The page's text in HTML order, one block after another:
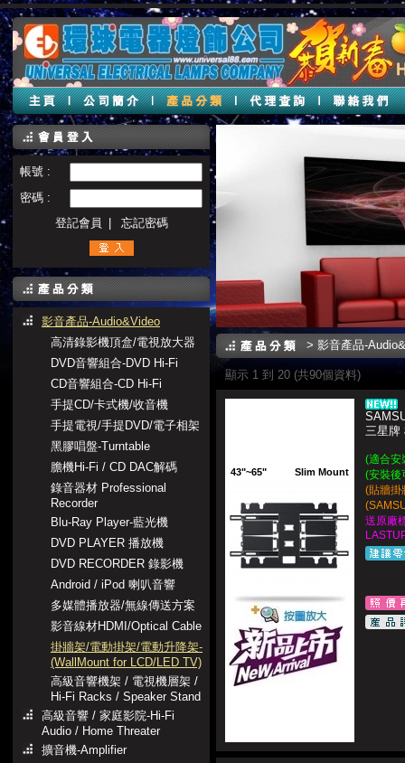
帳號 :
密碼 :
登記會員
忘記密碼
影音產品-Audio&Video
高清錄影機頂盒/電視放大器
DVD音響組合-DVD Hi-Fi
CD音響組合-CD Hi-Fi
手提CD/卡式機/收音機
手提電視/手提DVD/電子相架
黑膠唱盤-Turntable
膽機Hi-Fi / CD DAC解碼
錄音器材 Professional
Recorder
Blu-Ray Player-藍光機
DVD PLAYER 播放機
DVD RECORDER 錄影機
Android / iPod 喇叭音響
多媒體播放器/無線傳送方案
影音線材HDMI/Optical Cable
掛牆架/電動掛架/電動升降架-
(WallMount for LCD/LED TV)
高級音響機架 / 電視機層架 /
Hi-Fi Racks / Speaker Stand
高級音響 / 家庭影院-Hi-Fi
Audio / Home Threater
擴音機-Amplifier
>影音產品-
顯示 1 到 20 (共90個資料)
43"~65" Slim Mount
三星牌
(適合安
(安裝後
(貼牆掛
送原廠